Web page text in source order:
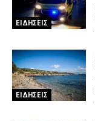
ΕΙΔΗΣΕΙΣ
ΕΙΔΗΣΕΙΣ